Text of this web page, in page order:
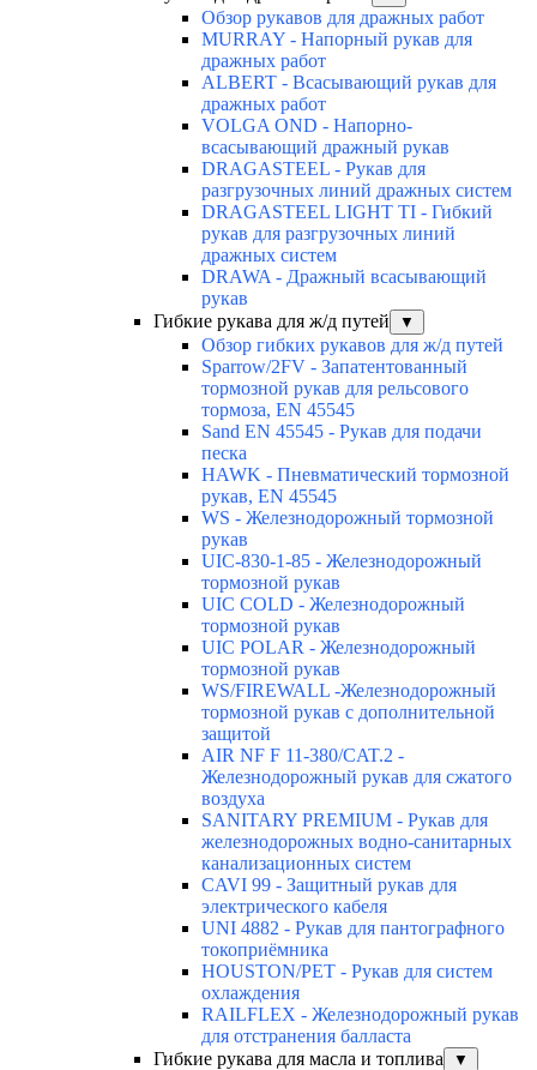
Обзор рукавов для дражных работ
MURRAY - Напорный рукав для
дражных работ
ALBERT - Всасывающий рукав для
дражных работ
VOLGA OND - Напорно-
всасывающий дражный рукав
DRAGASTEEL - Рукав для
разгрузочных линий дражных систем
DRAGASTEEL LIGHT TI - Гибкий
рукав для разгрузочных линий
дражных систем
DRAWA - Дражный всасывающий
рукав
Гибкие рукава для ж/д путей
▼
Обзор гибких рукавов для ж/д путей
Sparrow/2FV - Запатентованный
тормозной рукав для рельсового
тормоза, EN 45545
Sand EN 45545 - Рукав для подачи
песка
HAWK - Пневматический тормозной
рукав, EN 45545
WS - Железнодорожный тормозной
рукав
UIC-830-1-85 - Железнодорожный
тормозной рукав
UIC COLD - Железнодорожный
тормозной рукав
UIC POLAR - Железнодорожный
тормозной рукав
WS/FIREWALL -Железнодорожный
тормозной рукав с дополнительной
защитой
AIR NF F 11-380/CAT.2 -
Железнодорожный рукав для сжатого
воздуха
SANITARY PREMIUM - Рукав для
железнодорожных водно-санитарных
канализационных систем
CAVI 99 - Защитный рукав для
электрического кабеля
UNI 4882 - Рукав для пантографного
токоприёмника
HOUSTON/PET - Рукав для систем
охлаждения
RAILFLEX - Железнодорожный рукав
для отстранения балласта
Гибкие рукава для масла и топлива
▼